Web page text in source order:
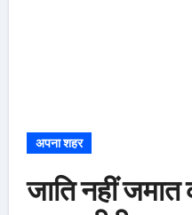
अपना शहर
जाति नहीं जमात